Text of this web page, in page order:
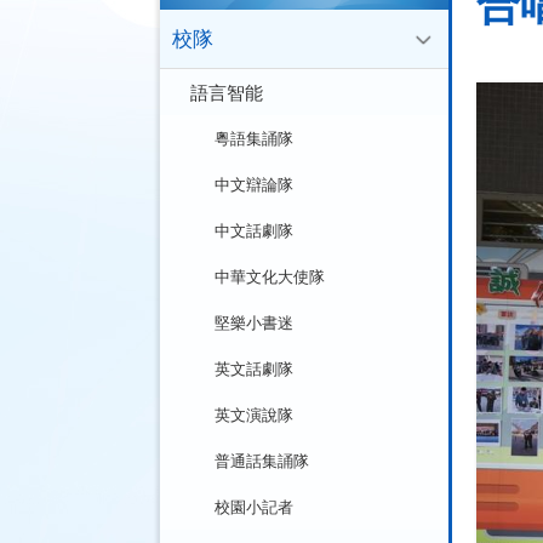
校隊
語言智能
粵語集誦隊
中文辯論隊
中文話劇隊
中華文化大使隊
堅樂小書迷
英文話劇隊
英文演說隊
普通話集誦隊
校園小記者